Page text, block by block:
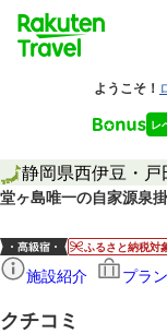
静岡県西伊豆・
堂ヶ島唯一の自家源泉
ふるさと納税対
施設紹介 プラン
クチコミ